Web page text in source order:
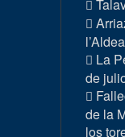
l’Aldea
La
de
de la
los